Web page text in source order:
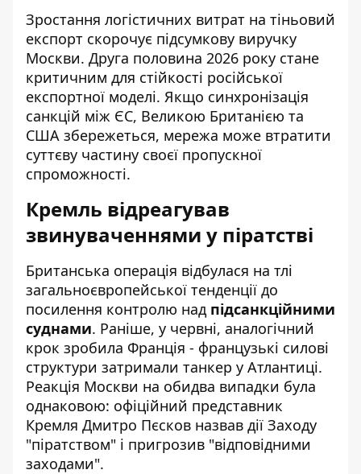
Зростання логістичних витрат на тіньовий
експорт скорочує підсумкову виручку
Москви. Друга половина 2026 року стане
критичним для стійкості російської
експортної моделі. Якщо синхронізація
санкцій між ЄС, Великою Британією та
США збережеться, мережа може втратити
суттєву частину своєї пропускної
спроможності.
Кремль відреагував
звинуваченнями у піратстві
Британська операція відбулася на тлі
загальноєвропейської тенденції до
посилення контролю над підсанкційними
суднами. Раніше, у червні, аналогічний
крок зробила Франція - французькі силові
структури затримали танкер у Атлантиці.
Реакція Москви на обидва випадки була
однаковою: офіційний представник
Кремля Дмитро Пєсков назвав дії Заходу
"піратством" і пригрозив "відповідними
заходами".